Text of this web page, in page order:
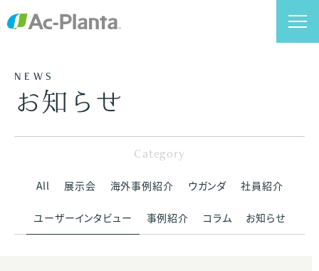
NEWS
お知らせ
Category
All 展示会 海外事例紹介 ウガンダ 社員紹介
ユーザーインタビュー 事例紹介 コラム お知らせ